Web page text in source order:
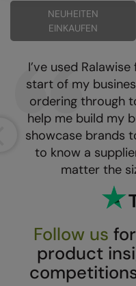
Result Safeguard
Result Winter Essentials
Result Urban Outdoor
Result Work-Guard
Rhino
Ribbon
Russell Athletic
Russell Athletic Collection
Scruffs
SF Clothing
Spiro
NEUHEITEN
EINKAUFEN
I’ve used
start of my
ordering through
help me build my
showcase brands
to know a
matter the
Follow us
product